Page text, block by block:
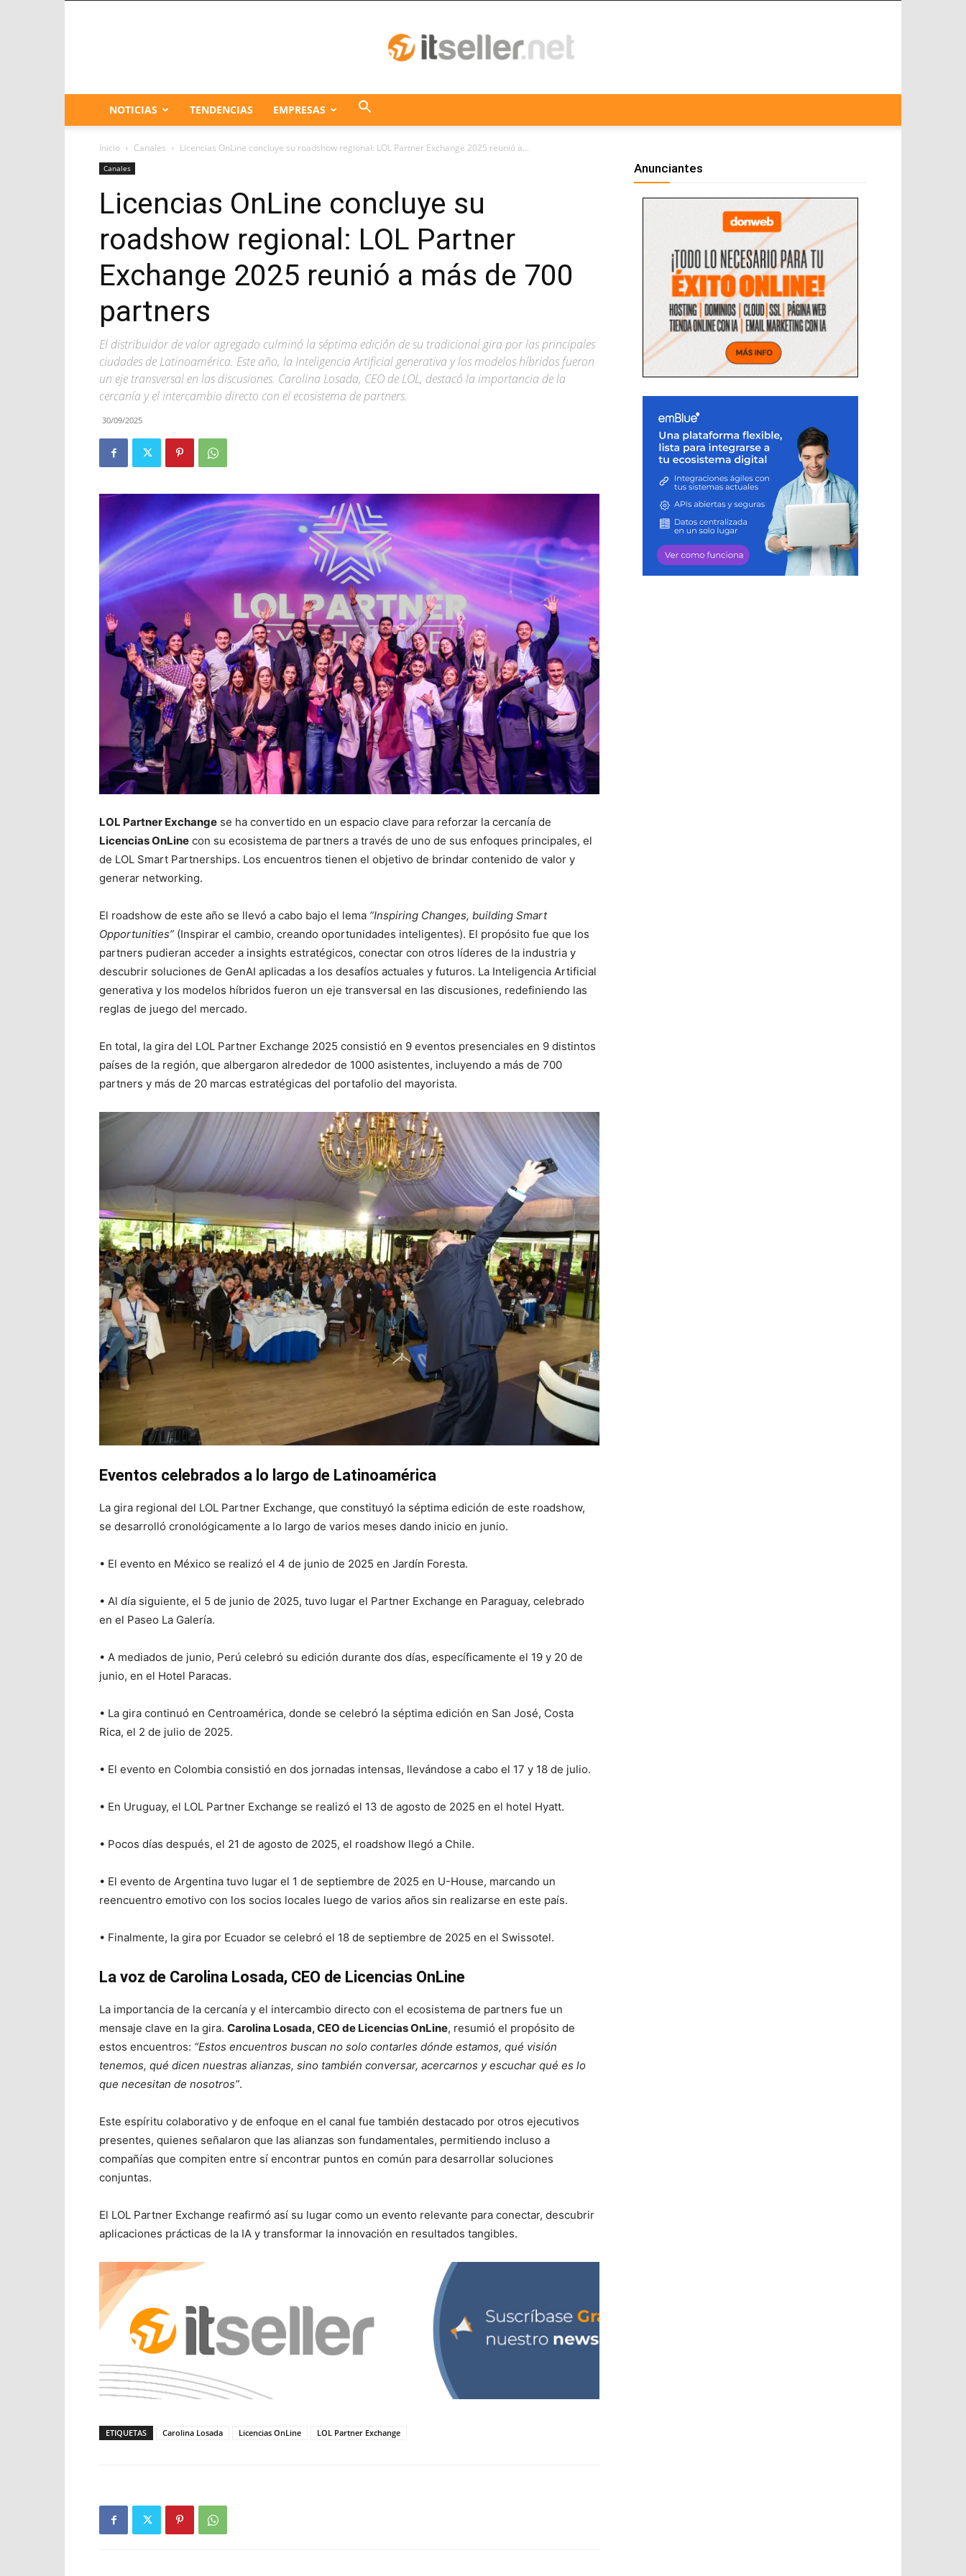
NOTICIAS TENDENCIAS EMPRESAS
Inicio Canales Licencias OnLine concluye su roadshow regional: LOL Partner Exchange 2025 reunió a...
Canales
Licencias OnLine concluye su
roadshow regional: LOL Partner
Exchange 2025 reunió a más de 700
partners
El distribuidor de valor agregado culminó la séptima edición de su tradicional gira por las principales
ciudades de Latinoamérica. Este año, la Inteligencia Artificial generativa y los modelos híbridos fueron
un eje transversal en las discusiones. Carolina Losada, CEO de LOL, destacó la importancia de la
cercanía y el intercambio directo con el ecosistema de partners.
30/09/2025
LOL Partner Exchange se ha convertido en un espacio clave para reforzar la cercanía de
Licencias OnLine con su ecosistema de partners a través de uno de sus enfoques principales, el
de LOL Smart Partnerships. Los encuentros tienen el objetivo de brindar contenido de valor y
generar networking.
El roadshow de este año se llevó a cabo bajo el lema “Inspiring Changes, building Smart
Opportunities” (Inspirar el cambio, creando oportunidades inteligentes). El propósito fue que los
partners pudieran acceder a insights estratégicos, conectar con otros líderes de la industria y
descubrir soluciones de GenAI aplicadas a los desafíos actuales y futuros. La Inteligencia Artificial
generativa y los modelos híbridos fueron un eje transversal en las discusiones, redefiniendo las
reglas de juego del mercado.
En total, la gira del LOL Partner Exchange 2025 consistió en 9 eventos presenciales en 9 distintos
países de la región, que albergaron alrededor de 1000 asistentes, incluyendo a más de 700
partners y más de 20 marcas estratégicas del portafolio del mayorista.
Eventos celebrados a lo largo de Latinoamérica
La gira regional del LOL Partner Exchange, que constituyó la séptima edición de este roadshow,
se desarrolló cronológicamente a lo largo de varios meses dando inicio en junio.
• El evento en México se realizó el 4 de junio de 2025 en Jardín Foresta.
• Al día siguiente, el 5 de junio de 2025, tuvo lugar el Partner Exchange en Paraguay, celebrado
en el Paseo La Galería.
• A mediados de junio, Perú celebró su edición durante dos días, específicamente el 19 y 20 de
junio, en el Hotel Paracas.
• La gira continuó en Centroamérica, donde se celebró la séptima edición en San José, Costa
Rica, el 2 de julio de 2025.
• El evento en Colombia consistió en dos jornadas intensas, llevándose a cabo el 17 y 18 de julio.
• En Uruguay, el LOL Partner Exchange se realizó el 13 de agosto de 2025 en el hotel Hyatt.
• Pocos días después, el 21 de agosto de 2025, el roadshow llegó a Chile.
• El evento de Argentina tuvo lugar el 1 de septiembre de 2025 en U-House, marcando un
reencuentro emotivo con los socios locales luego de varios años sin realizarse en este país.
• Finalmente, la gira por Ecuador se celebró el 18 de septiembre de 2025 en el Swissotel.
La voz de Carolina Losada, CEO de Licencias OnLine
La importancia de la cercanía y el intercambio directo con el ecosistema de partners fue un
mensaje clave en la gira. Carolina Losada, CEO de Licencias OnLine, resumió el propósito de
estos encuentros: “Estos encuentros buscan no solo contarles dónde estamos, qué visión
tenemos, qué dicen nuestras alianzas, sino también conversar, acercarnos y escuchar qué es lo
que necesitan de nosotros”.
Este espíritu colaborativo y de enfoque en el canal fue también destacado por otros ejecutivos
presentes, quienes señalaron que las alianzas son fundamentales, permitiendo incluso a
compañías que compiten entre sí encontrar puntos en común para desarrollar soluciones
conjuntas.
El LOL Partner Exchange reafirmó así su lugar como un evento relevante para conectar, descubrir
aplicaciones prácticas de la IA y transformar la innovación en resultados tangibles.
ETIQUETAS Carolina Losada Licencias OnLine LOL Partner Exchange
Anunciantes